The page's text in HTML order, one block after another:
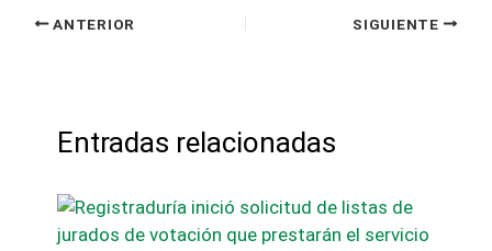
ANTERIOR SIGUIENTE
Entradas relacionadas